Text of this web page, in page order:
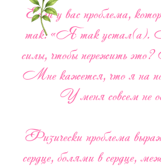
Если у вас проблема,
так: «Я так устал(а).
силы, чтобы пережить
Мне кажется, что я на
У меня совсем не
Физически проблема
сердце, болями в сердце,